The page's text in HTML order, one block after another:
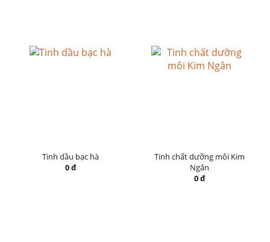
Tinh dầu bạc hà
0 đ
Tinh chất dưỡng môi Kim
Ngân
0 đ